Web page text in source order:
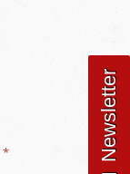
* Newsletter